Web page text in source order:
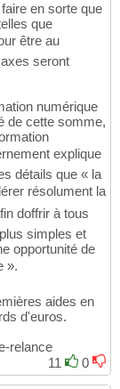
en sorte que
que
être au
seront
numérique
de cette somme,
explique
détails que « la
résolument la
doffrir à tous
simples et
opportunité de
».
aides en
d'euros.
relance
11
0